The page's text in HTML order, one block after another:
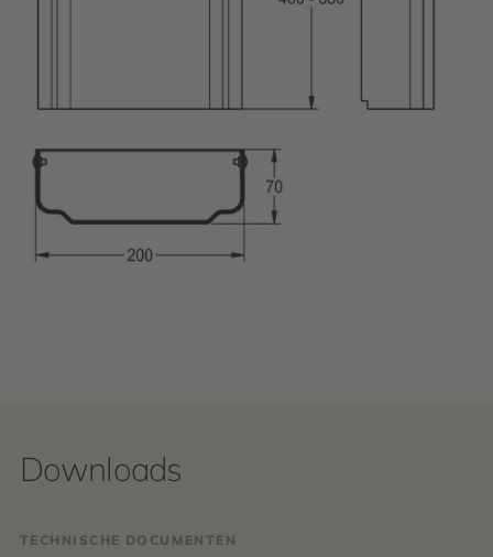
Downloads
TECHNISCHE DOCUMENTEN